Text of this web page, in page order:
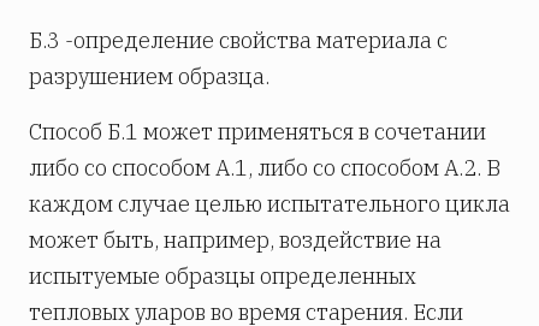
Б.3 -определение свойства материала с
разрушением образца.
Способ Б.1 может применяться в сочетании
либо со способом A.1, либо со способом А.2. В
каждом случае целью испытательного цикла
может быть, например, воздействие на
испытуемые образцы определенных
тепловых уларов во время старения. Если